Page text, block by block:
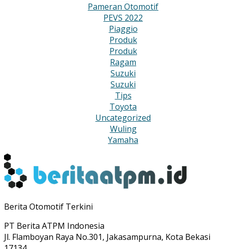
Pameran Otomotif
PEVS 2022
Piaggio
Produk
Produk
Ragam
Suzuki
Suzuki
Tips
Toyota
Uncategorized
Wuling
Yamaha
Berita Otomotif Terkini
PT Berita ATPM Indonesia
Jl. Flamboyan Raya No.301, Jakasampurna, Kota Bekasi